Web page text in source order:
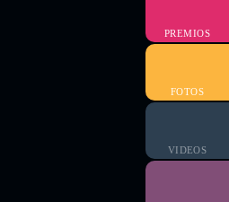
PREMIOS
FOTOS
VIDEOS